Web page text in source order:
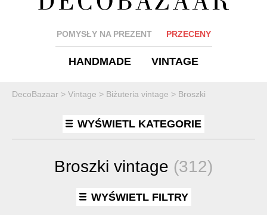
POMYSŁY NA PREZENT PRZECENY
HANDMADE VINTAGE
DecoBazaar > Vintage > Biżuteria vintage > Broszki
WYŚWIETL KATEGORIE
Broszki vintage (312)
WYŚWIETL FILTRY